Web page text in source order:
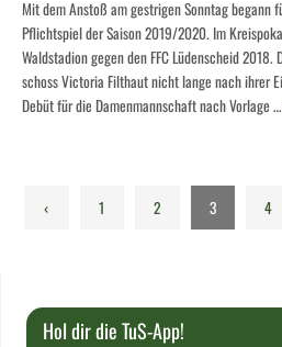
Mit dem Anstoß am gestrigen Sonntag begann
Pflichtspiel der Saison 2019/2020. Im
Waldstadion gegen den FFC Lüdenscheid
schoss Victoria Filthaut nicht lange nach ihrer
Debüt für die Damenmannschaft nach Vorlage
‹ 1 2 3 4
Hol dir die TuS-App!